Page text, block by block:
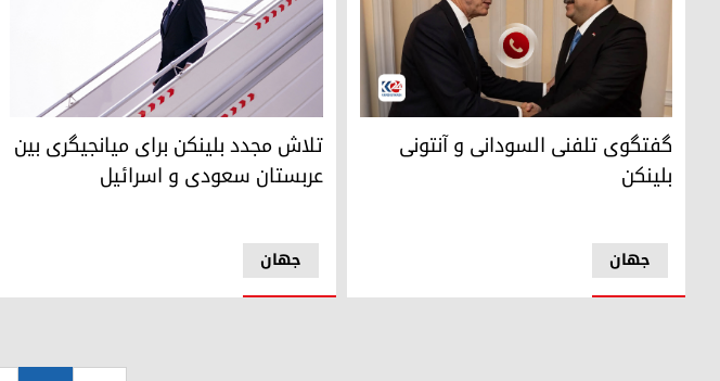
محمد شیاع السودانی، نخست‌وزیر عراق و آنتونی بلینکن، وزیر امور خارجه آمریکا
جهان
گفتگوی تلفنی السودانی و آنتونی
بلینکن
آنتونی بلینکن، وزیر امور خارجه ایالات متحده، در حین ورود
جهان
تلاش مجدد بلینکن برای میانجیگری بین
عربستان سعودی و اسرائیل